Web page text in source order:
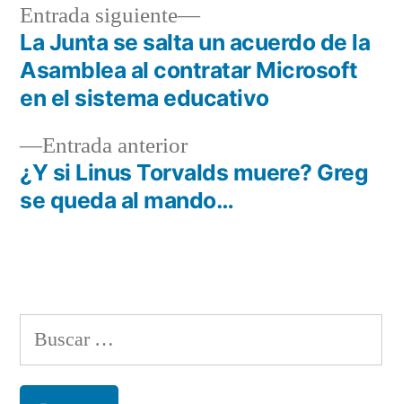
Navegación
de
entradas
Entrada anteriorEntrada
anterior:
¿Y si Linus Torvalds muere? Greg
se queda al mando…
Entrada siguiente
Entrada
siguiente:
La Junta se salta un acuerdo de la
Asamblea al contratar Microsoft
en el sistema educativo
Buscar: